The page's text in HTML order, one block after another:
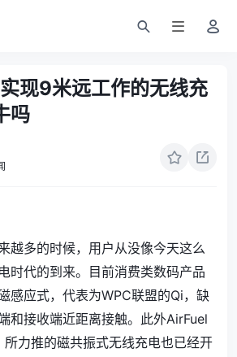
现9米远工作的无线充
吗
越多的时候，用户从没像今天这么
时代的到来。目前消费类数码产品
感应式，代表为WPC联盟的Qi，缺
和接收端近距离接触。此外AirFuel
力推的磁共振式无线充电也已经开